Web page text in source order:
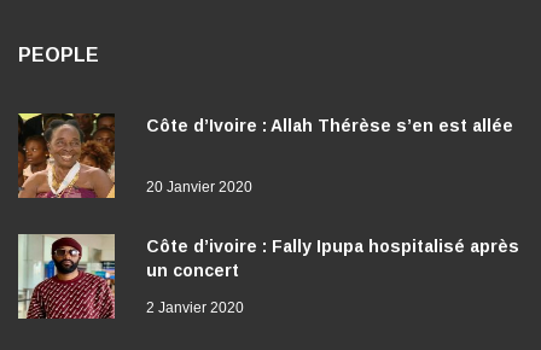
PEOPLE
Côte d’Ivoire : Allah Thérèse s’en est allée
20 Janvier 2020
Côte d’ivoire : Fally Ipupa hospitalisé après
un concert
2 Janvier 2020